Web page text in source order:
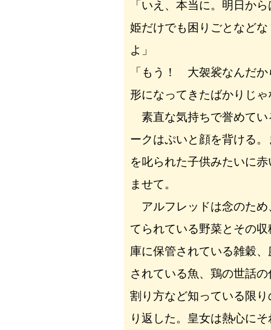
「いえ、本当に。明日か
姫だけでも困りごとなど
よ」
「もう！ 大袈裟なんだか
形になってきたばかりじゃ
素直な気持ちで誉めてい
ークはぷいと顔を背ける
を叱られた子供みたいに
ませて。
アルフレッドは念のため
てられている野菜とその
庫に保管されている雑穀
されている魚、鶏の世話
割り方など知っている限
り返した。皇女は熱心に